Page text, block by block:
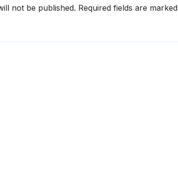
not be published. Required fields are marked